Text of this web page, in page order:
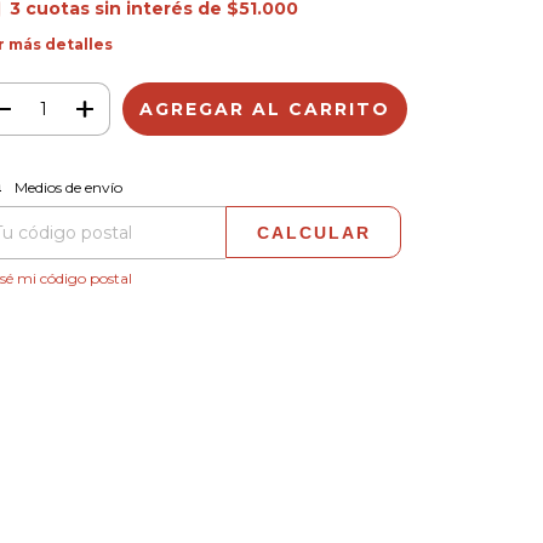
3 cuotas sin interés de $51.000
más detalles
para el CP:
Medios de envío
CALCULAR
mi código postal